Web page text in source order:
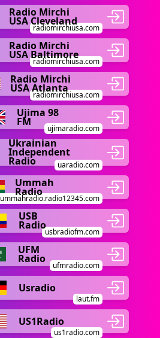
Radio Mirchi
USA Cleveland
radiomirchiusa.com
Radio Mirchi
USA Baltimore
radiomirchiusa.com
Radio Mirchi
USA Atlanta
radiomirchiusa.com
Ujima 98
FM
ujimaradio.com
Ukrainian
Independent
Radio uaradio.com
Ummah
Radio
ummahradio.radio12345.com
USB
Radio
usbradiofm.com
UFM
Radio
ufmradio.com
Usradio
laut.fm
US1Radio
us1radio.com